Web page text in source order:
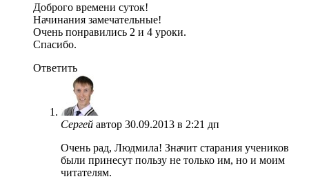
Доброго времени суток!
Начинания замечательные!
Очень понравились 2 и 4 уроки.
Спасибо.
Ответить
Сергей автор 30.09.2013 в 2:21 дп
Очень рад, Людмила! Значит старания учеников
были принесут пользу не только им, но и моим
читателям.